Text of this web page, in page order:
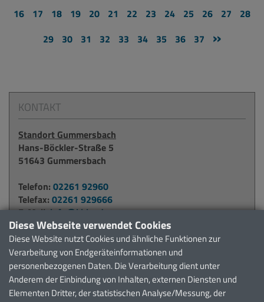
Diese Webseite verwendet Cookies
Diese Website nutzt Cookies und ähnliche Funktionen zur
Verarbeitung von Endgeräteinformationen und
personenbezogenen Daten. Die Verarbeitung dient unter
Anderem der Einbindung von Inhalten, externen Diensten und
Elementen Dritter, der statistischen Analyse/Messung, der
16
17 18 19 20 21 22 23 24 25 26 27
28
29
30 31 32 33 34 35 36 37 »
KONTAKT
Standort Gummersbach
Hans-Böckler-Straße 5
51643 Gummersbach
Telefon: 02261 92960
Telefax: 02261 929666
E-Mail: info@kbko.de
Standort Waldbröl
Alter Krankenhausweg 6
51545 Waldbröl